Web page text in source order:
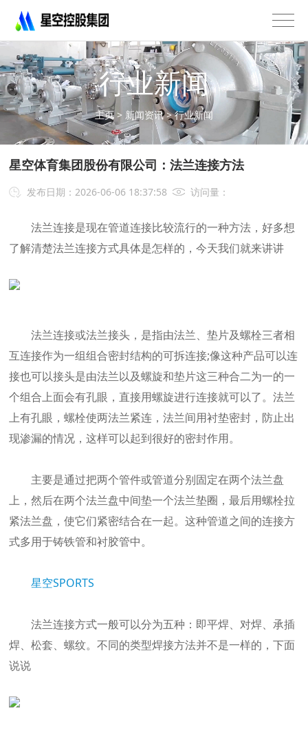
控
股
集
团
有
公
不
道
业
制
行业新闻
主页> 新闻资讯>行业新闻
星空体育集团股份有限公司：法兰连接方法
发布日期：2026-06-06 18:37:58 访问量：
法兰连接是现在管道连接比较流行的一种方法，好多想
了解清楚法兰连接方式具体是怎样的，今天我们就来讲讲
法兰连接或法兰接头，是指由法兰、垫片及螺栓三者相
互连接作为一组组合密封结构的可拆连接;像这种产品可以连
接也可以接头是由法兰以及螺旋和垫片这三种合二为一的一
个组合上面会有孔眼，直接用螺旋进行连接就可以了。法兰
上有孔眼，螺栓使两法兰紧连，法兰间用衬垫密封，防止出
现渗漏的情况，这样可以起到很好的密封作用。
主要是通过把两个管件或管道分别固定在两个法兰盘
上，然后在两个法兰盘中间垫一个法兰垫圈，最后用螺栓拉
紧法兰盘，使它们紧密结合在一起。这种管道之间的连接方
式多用于铸铁管和衬胶管中。
星空SPORTS
法兰连接方式一般可以分为五种：即平焊、对焊、承插
焊、松套、螺纹。不同的类型焊接方法并不是一样的，下面
说说